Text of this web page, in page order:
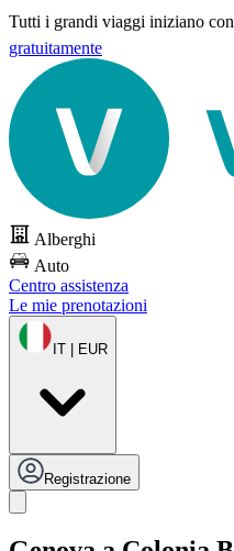
Tutti i grandi viaggi iniziano
gratuitamente
Alberghi
Auto
Centro assistenza
Le mie prenotazioni
IT | EUR
Registrazione